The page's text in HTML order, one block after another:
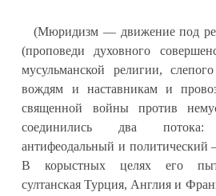
(Мюридизм — движение под
(проповеди духовного
мусульманской религии,
вождям и наставникам и
священной войны против
соединились два
антифеодальный и
В корыстных целях его
султанская Турция, Англия и